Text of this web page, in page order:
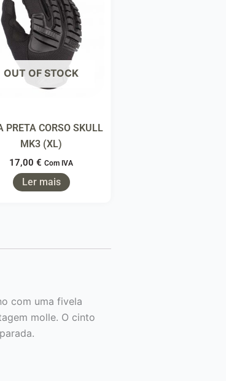
OUT OF STOCK
PRETA CORSO SKULL
MK3 (XL)
17,00€ Com IVA
Ler mais
com uma fivela
molle. O cinto